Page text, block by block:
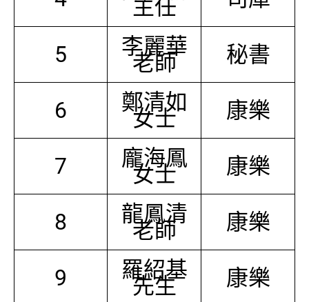
主任
5 李麗華
老師 秘書
6 鄭清如
女士 康樂
7 龐海鳳
女士 康樂
8 龍鳳清
老師 康樂
9 羅紹基
先生 康樂